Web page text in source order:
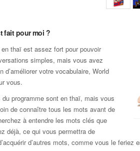
fait pour moi ?
thaï est assez fort pour pouvoir
simples, mais vous avez
d’améliorer votre vocabulaire, World
vous.
programme sont en thaï, mais vous
de connaître tous les mots avant de
à entendre les mots clés que
déjà, ce qui vous permettra de
d’autres mots, comme vous le feriez